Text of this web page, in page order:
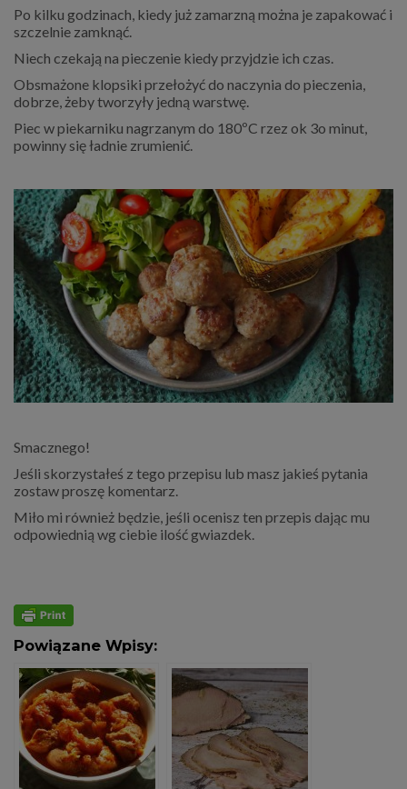
Po kilku godzinach, kiedy już zamarzną można je zapakować i
szczelnie zamknąć.
Niech czekają na pieczenie kiedy przyjdzie ich czas.
Obsmażone klopsiki przełożyć do naczynia do pieczenia,
dobrze, żeby tworzyły jedną warstwę.
Piec w piekarniku nagrzanym do 180ºC rzez ok 3o minut,
powinny się ładnie zrumienić.
Smacznego!
Jeśli skorzystałeś z tego przepisu lub masz jakieś pytania
zostaw proszę komentarz.
Miło mi również będzie, jeśli ocenisz ten przepis dając mu
odpowiednią wg ciebie ilość gwiazdek.
Powiązane Wpisy: